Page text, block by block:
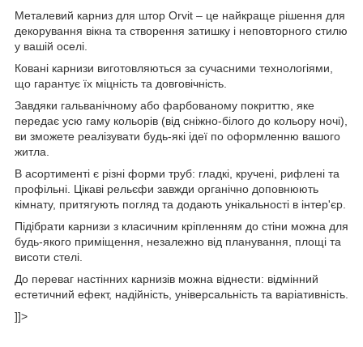
Металевий карниз для штор Orvit – це найкраще рішення для
декорування вікна та створення затишку і неповторного стилю
у вашій оселі.
Ковані карнизи виготовляються за сучасними технологіями,
що гарантує їх міцність та довговічність.
Завдяки гальванічному або фарбованому покриттю, яке
передає усю гаму кольорів (від сніжно-білого до кольору ночі),
ви зможете реалізувати будь-які ідеї по оформленню вашого
житла.
В асортименті є різні форми труб: гладкі, кручені, рифлені та
профільні. Цікаві рельєфи завжди органічно доповнюють
кімнату, притягують погляд та додають унікальності в інтер'єр.
Підібрати карнизи з класичним кріпленням до стіни можна для
будь-якого приміщення, незалежно від планування, площі та
висоти стелі.
До переваг настінних карнизів можна віднести: відмінний
естетичний ефект, надійність, універсальність та варіативність.
]]>